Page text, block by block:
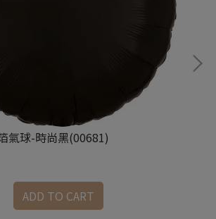
氣球-時尚黑(00681)
ADD TO CART